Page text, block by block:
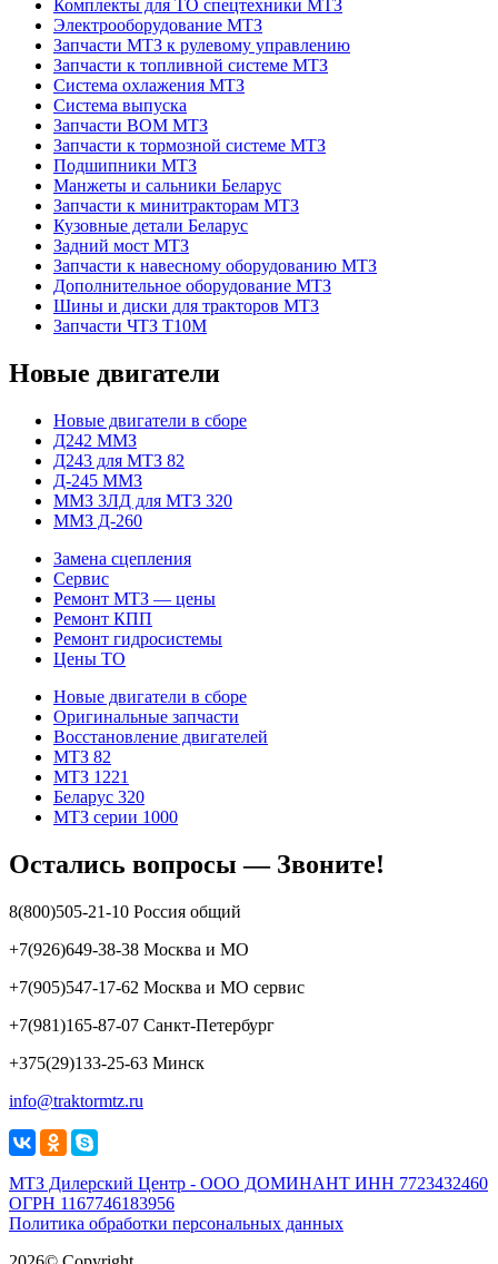
Комплекты для ТО спецтехники МТЗ
Электрооборудование МТЗ
Запчасти МТЗ к рулевому управлению
Запчасти к топливной системе МТЗ
Система охлажения МТЗ
Система выпуска
Запчасти ВОМ МТЗ
Запчасти к тормозной системе МТЗ
Подшипники МТЗ
Манжеты и сальники Беларус
Запчасти к минитракторам МТЗ
Кузовные детали Беларус
Задний мост МТЗ
Запчасти к навесному оборудованию МТЗ
Дополнительное оборудование МТЗ
Шины и диски для тракторов МТЗ
Запчасти ЧТЗ Т10М
Новые двигатели
Новые двигатели в сборе
Д242 ММЗ
Д243 для МТЗ 82
Д-245 ММЗ
ММЗ 3ЛД для МТЗ 320
ММЗ Д-260
Замена сцепления
Сервис
Ремонт МТЗ — цены
Ремонт КПП
Ремонт гидросистемы
Цены ТО
Новые двигатели в сборе
Оригинальные запчасти
Восстановление двигателей
МТЗ 82
МТЗ 1221
Беларус 320
МТЗ серии 1000
Остались вопросы — Звоните!
8(800)505-21-10 Россия общий
+7(926)649-38-38 Москва и МО
+7(905)547-17-62 Москва и МО сервис
+7(981)165-87-07 Санкт-Петербург
+375(29)133-25-63 Минск
info@traktormtz.ru
МТЗ Дилерский Центр - ООО ДОМИНАНТ ИНН 7723432460
ОГРН 1167746183956
Политика обработки персональных данных